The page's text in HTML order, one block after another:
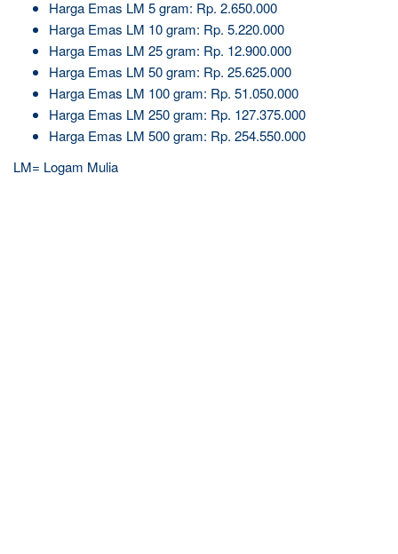
Harga Emas LM 5 gram: Rp. 2.650.000
Harga Emas LM 10 gram: Rp. 5.220.000
Harga Emas LM 25 gram: Rp. 12.900.000
Harga Emas LM 50 gram: Rp. 25.625.000
Harga Emas LM 100 gram: Rp. 51.050.000
Harga Emas LM 250 gram: Rp. 127.375.000
Harga Emas LM 500 gram: Rp. 254.550.000
LM= Logam Mulia